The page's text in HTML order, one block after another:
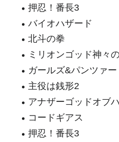
押忍！番長3
バイオハザード
北斗の拳
ミリオンゴッド神々
ガールズ&パンツァー
主役は銭形2
アナザーゴッドオブ
コードギアス
押忍！番長3